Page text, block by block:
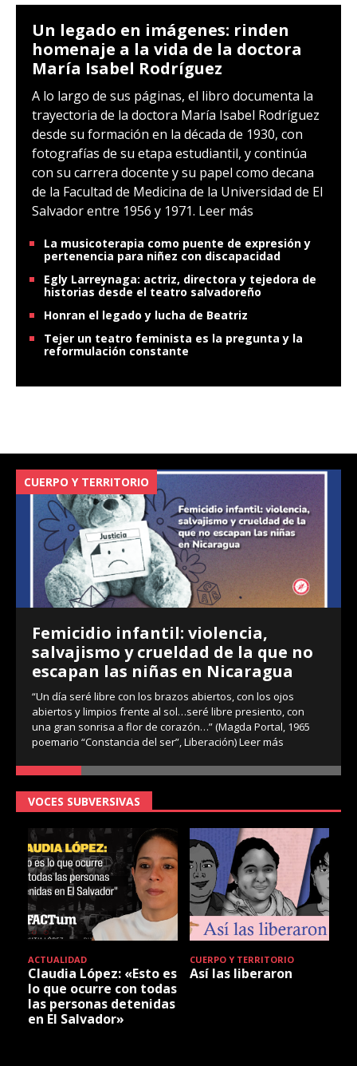
Un legado en imágenes: rinden
homenaje a la vida de la doctora
María Isabel Rodríguez
A lo largo de sus páginas, el libro documenta la
trayectoria de la doctora María Isabel Rodríguez
desde su formación en la década de 1930, con
fotografías de su etapa estudiantil, y continúa
con su carrera docente y su papel como decana
de la Facultad de Medicina de la Universidad de El
Salvador entre 1956 y 1971. Leer más
La musicoterapia como puente de expresión y
pertenencia para niñez con discapacidad
Egly Larreynaga: actriz, directora y tejedora de
historias desde el teatro salvadoreño
Honran el legado y lucha de Beatriz
Tejer un teatro feminista es la pregunta y la
reformulación constante
CUERPO Y TERRITORIO
Femicidio infantil: violencia,
salvajismo y crueldad de la que no
escapan las niñas en Nicaragua
“Un día seré libre con los brazos abiertos, con los ojos
abiertos y limpios frente al sol…seré libre presiento, con
una gran sonrisa a flor de corazón…” (Magda Portal, 1965
poemario “Constancia del ser”, Liberación)Leer más
VOCES SUBVERSIVAS
ACTUALIDAD
Claudia López: «Esto es
lo que ocurre con todas
las personas detenidas
en El Salvador»
CUERPO Y TERRITORIO
Así las liberaron